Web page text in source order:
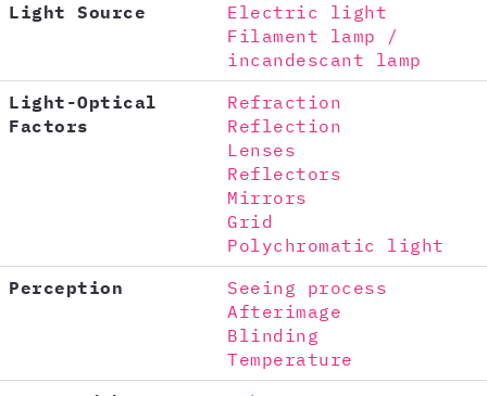
Light Source
Electric light
Filament lamp /
incandescant lamp
Light-Optical
Factors
Refraction
Reflection
Lenses
Reflectors
Mirrors
Grid
Polychromatic light
Perception
Seeing process
Afterimage
Blinding
Temperature